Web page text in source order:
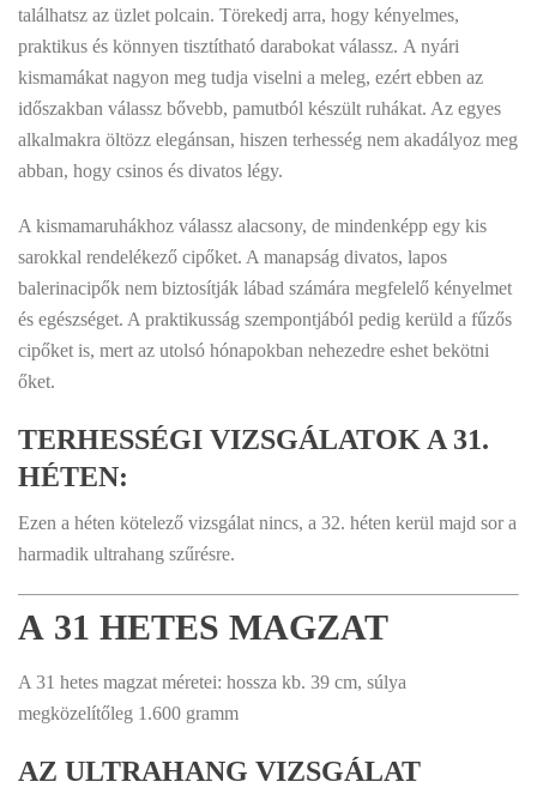
találhatsz az üzlet polcain. Törekedj arra, hogy kényelmes,
praktikus és könnyen tisztítható darabokat válassz. A nyári
kismamákat nagyon meg tudja viselni a meleg, ezért ebben az
időszakban válassz bővebb, pamutból készült ruhákat. Az egyes
alkalmakra öltözz elegánsan, hiszen terhesség nem akadályoz meg
abban, hogy csinos és divatos légy.
A kismamaruhákhoz válassz alacsony, de mindenképp egy kis
sarokkal rendelékező cipőket. A manapság divatos, lapos
balerinacipők nem biztosítják lábad számára megfelelő kényelmet
és egészséget. A praktikusság szempontjából pedig kerüld a fűzős
cipőket is, mert az utolsó hónapokban nehezedre eshet bekötni
őket.
TERHESSÉGI VIZSGÁLATOK A 31.
HÉTEN:
Ezen a héten kötelező vizsgálat nincs, a 32. héten kerül majd sor a
harmadik ultrahang szűrésre.
A 31 HETES MAGZAT
A 31 hetes magzat méretei: hossza kb. 39 cm, súlya
megközelítőleg 1.600 gramm
AZ ULTRAHANG VIZSGÁLAT